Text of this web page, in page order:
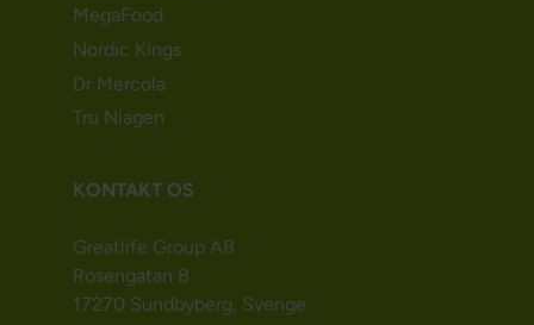
MegaFood
Nordic Kings
Dr Mercola
Tru Niagen
KONTAKT OS
Greatlife Group AB
Rosengatan 8
17270 Sundbyberg, Sverige